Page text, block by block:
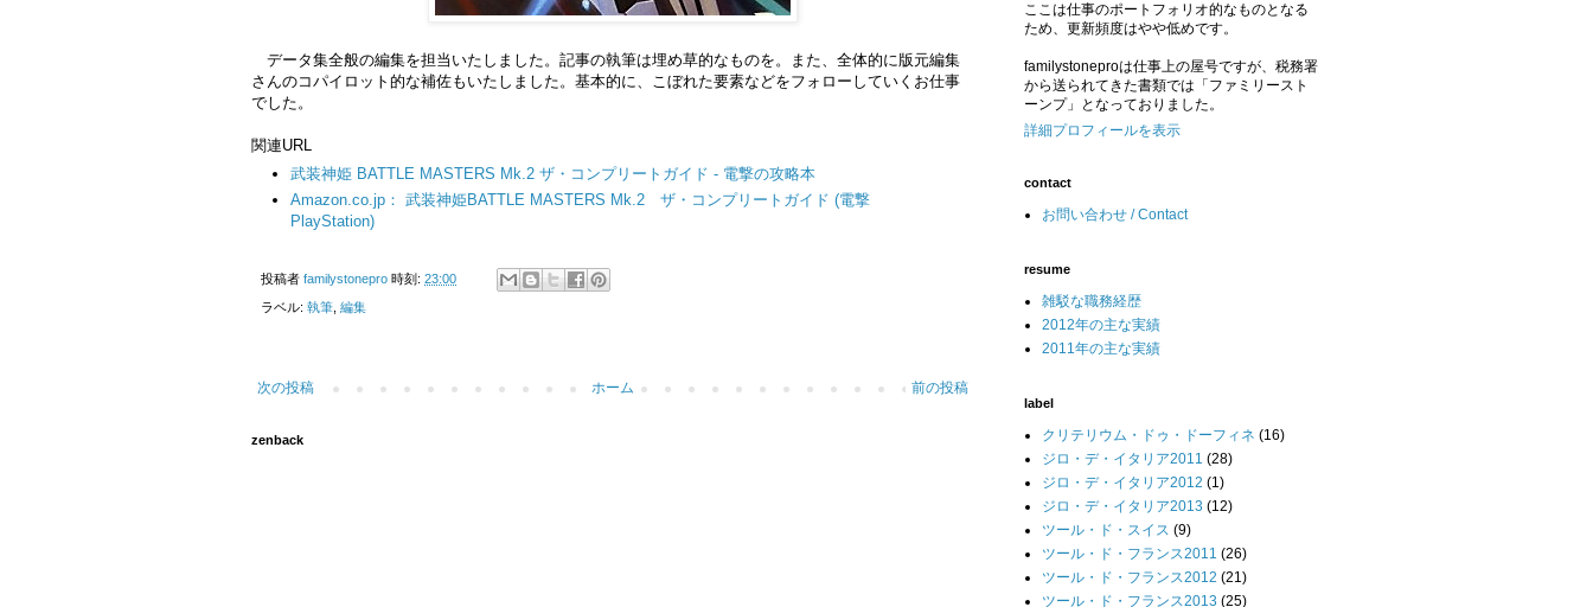
データ集全般の編集を担当いたしました。記事の執筆は埋め草的なものを。また、全体的に版元編集
さんのコパイロット的な補佐もいたしました。基本的に、こぼれた要素などをフォローしていくお仕事
でした。
関連URL
武装神姫 BATTLE MASTERS Mk.2 ザ・コンプリートガイド - 電撃の攻略本
Amazon.co.jp： 武装神姫BATTLE MASTERS Mk.2 ザ・コンプリートガイド (電撃
PlayStation)
投稿者 familystonepro 時刻: 23:00
ラベル: 執筆 編集
次の投稿 前の投稿
ホーム
zenback
ここは仕事のポートフォリオ的なものとなる
ため、更新頻度はやや低めです。
familystoneproは仕事上の屋号ですが、税務署
から送られてきた書類では「ファミリースト
ーンプ」となっておりました。
詳細プロフィールを表示
contact
お問い合わせ / Contact
resume
雑駁な職務経歴
2012年の主な実績
2011年の主な実績
label
クリテリウム・ドゥ・ドーフィネ (16)
ジロ・デ・イタリア2011 (28)
ジロ・デ・イタリア2012 (1)
ジロ・デ・イタリア2013 (12)
ツール・ド・スイス (9)
ツール・ド・フランス2011 (26)
ツール・ド・フランス2012 (21)
ツール・ド・フランス2013 (25)